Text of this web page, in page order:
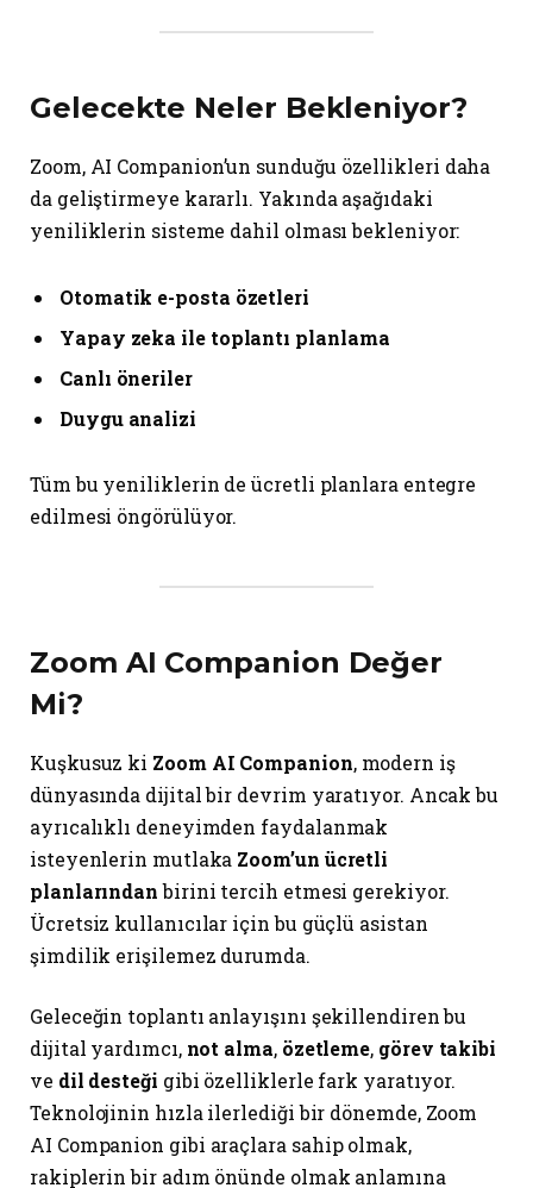
Gelecekte Neler Bekleniyor?
Zoom, AI Companion’un sunduğu özellikleri daha
da geliştirmeye kararlı. Yakında aşağıdaki
yeniliklerin sisteme dahil olması bekleniyor:
Otomatik e-posta özetleri
Yapay zeka ile toplantı planlama
Canlı öneriler
Duygu analizi
Tüm bu yeniliklerin de ücretli planlara entegre
edilmesi öngörülüyor.
Zoom AI Companion Değer
Mi?
Kuşkusuz ki Zoom AI Companion, modern iş
dünyasında dijital bir devrim yaratıyor. Ancak bu
ayrıcalıklı deneyimden faydalanmak
isteyenlerin mutlaka Zoom’un ücretli
planlarındanbirini tercih etmesi gerekiyor.
Ücretsiz kullanıcılar için bu güçlü asistan
şimdilik erişilemez durumda.
Geleceğin toplantı anlayışını şekillendiren bu
dijital yardımcı, not alma, özetleme, görev takibi
ve dil desteği gibi özelliklerle fark yaratıyor.
Teknolojinin hızla ilerlediği bir dönemde, Zoom
AI Companion gibi araçlara sahip olmak,
rakiplerin bir adım önünde olmak anlamına